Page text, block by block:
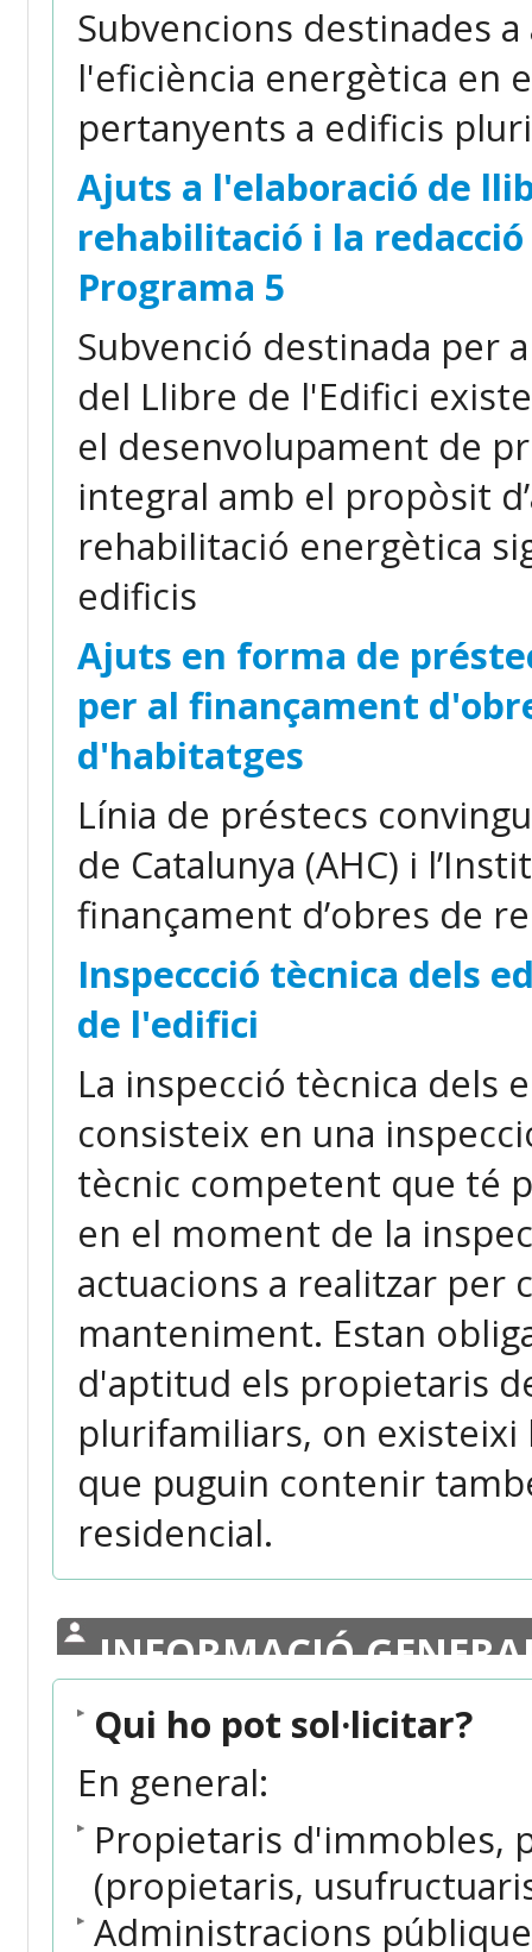
Subvencions destinades
l'eficiència energètica en
pertanyents a edificis
Ajuts a l'elaboració de
rehabilitació i la
Programa 5
Subvenció destinada per
del Llibre de l'Edifici
el desenvolupament de
integral amb el propòsit
rehabilitació energètica
edificis
Ajuts en forma de
per al finançament
d'habitatges
Línia de préstecs
de Catalunya (AHC) i
finançament d’obres de
Inspeccció tècnica dels
de l'edifici
La inspecció tècnica dels
consisteix en una
tècnic competent que té
en el moment de la
actuacions a realitzar per
manteniment. Estan
d'aptitud els propietaris
plurifamiliars, on
que puguin contenir
residencial.
INFORMACIÓ
Qui ho pot sol·licitar?
En general:
Propietaris d'immobles,
(propietaris,
Administracions